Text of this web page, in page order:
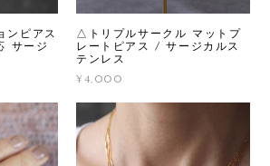
ンピアス
サージ
△トリプルサークル マットプ
レートピアス / サージカルス
テンレス
¥4,000